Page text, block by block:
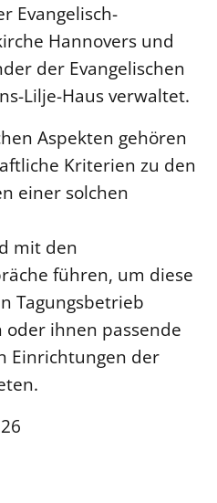
Evangelisch-
Hannovers und
der Evangelischen
Lilje-Haus verwaltet.
Aspekten gehören
Kriterien zu den
einer solchen
mit den
führen, um diese
Tagungsbetrieb
ihnen passende
Einrichtungen der